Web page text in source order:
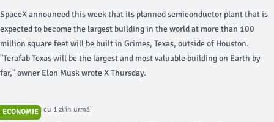
SpaceX announced this week that its planned semiconductor plant that is
expected to become the largest building in the world at more than 100
million square feet will be built in Grimes, Texas, outside of Houston.
"Terafab Texas will be the largest and most valuable building on Earth by
far," owner Elon Musk wrote X Thursday.
ECONOMIE
Articol postat cu 1 zi în urmă